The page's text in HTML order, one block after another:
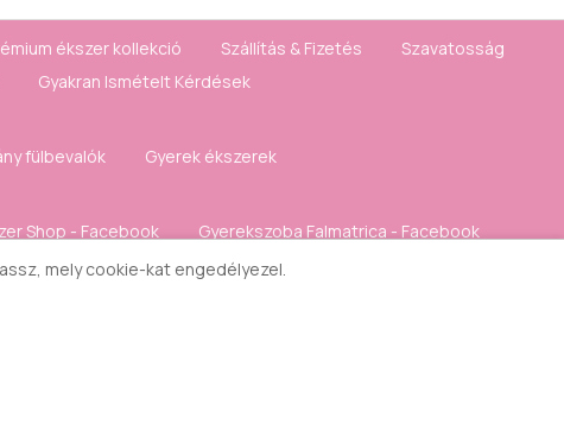
ékszer kollekció Szállítás & Fizetés
Szavatosság
Gyakran Ismételt Kérdések
fülbevalók
Gyerek ékszerek
Shop - Facebook
Gyerekszoba Falmatrica - Facebook
mely cookie-kat engedélyezel.